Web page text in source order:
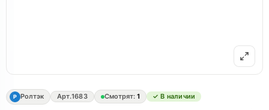
Р Ролтэк Арт.1683 Смотрят: 1 ✓ В наличии